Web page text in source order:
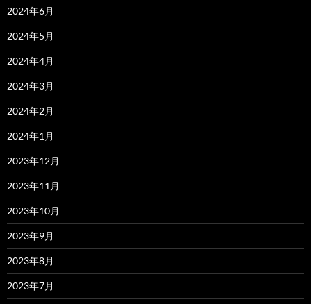
2024年6月
2024年5月
2024年4月
2024年3月
2024年2月
2024年1月
2023年12月
2023年11月
2023年10月
2023年9月
2023年8月
2023年7月